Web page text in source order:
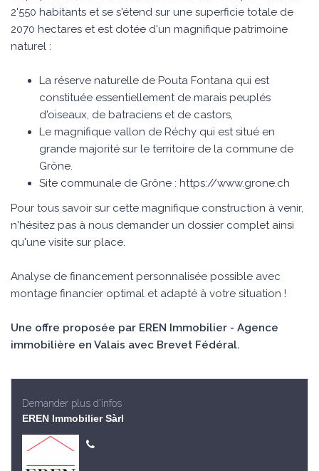
2'550 habitants et se s'étend sur une superficie totale de
2070 hectares et est dotée d'un magnifique patrimoine
naturel :
La réserve naturelle de Pouta Fontana qui est
constituée essentiellement de marais peuplés
d'oiseaux, de batraciens et de castors,
Le magnifique vallon de Réchy qui est situé en
grande majorité sur le territoire de la commune de
Grône.
Site communale de Grône : https://www.grone.ch
Pour tous savoir sur cette magnifique construction à venir,
n'hésitez pas à nous demander un dossier complet ainsi
qu'une visite sur place.
Analyse de financement personnalisée possible avec
montage financier optimal et adapté à votre situation !
Une offre proposée par EREN Immobilier - Agence
immobilière en Valais avec Brevet Fédéral.
Demander plus d'infos
EREN Immobilier Sàrl